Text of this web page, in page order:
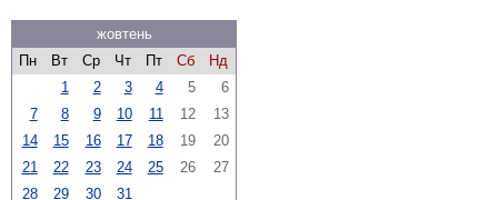
жовтень
Пн
Вт Ср Чт Пт Сб
Нд
1
2 3 4 5
6
7
8 9 10 11 12
13
14
15 16 17 18 19
20
21
22 23 24 25 26
27
28
29 30 31